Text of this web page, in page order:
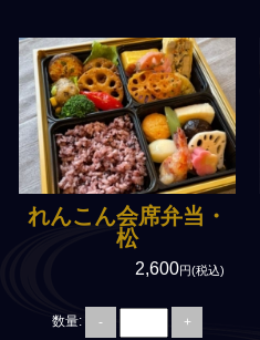
【法人様】会議・研修・セ
ミナー
イベント・観光
おすすめ
れんこん料理専門店むさしや
弁慶のベジタリアン弁当
よくあるご質問
れんこん会席弁当・
松
2,600円(税込)
数量: - +